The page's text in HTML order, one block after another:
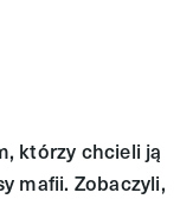
którzy chcieli ją
mafii. Zobaczyli,